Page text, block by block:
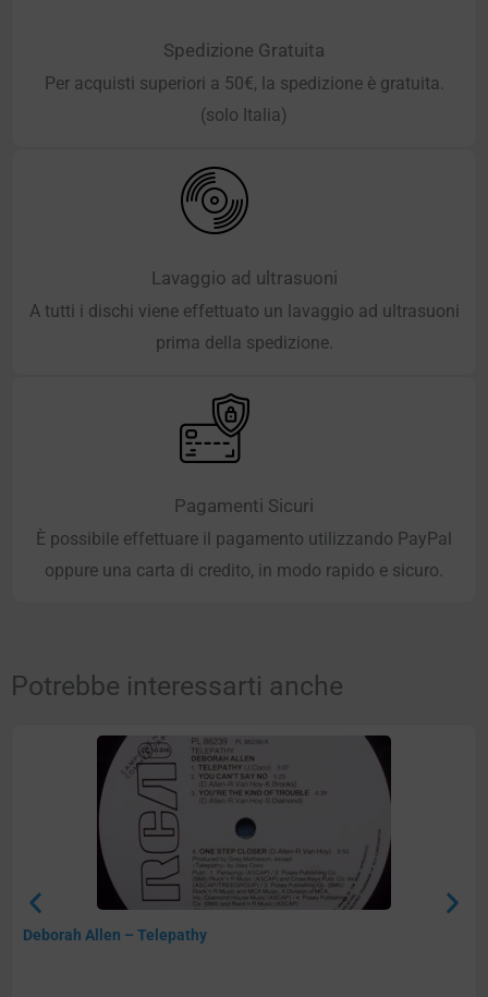
Spedizione Gratuita
Per acquisti superiori a 50€, la spedizione è gratuita.
(solo Italia)
Lavaggio ad ultrasuoni
A tutti i dischi viene effettuato un lavaggio ad ultrasuoni
prima della spedizione.
Pagamenti Sicuri
È possibile effettuare il pagamento utilizzando PayPal
oppure una carta di credito, in modo rapido e sicuro.
Potrebbe interessarti anche
Deborah Allen – Telepathy